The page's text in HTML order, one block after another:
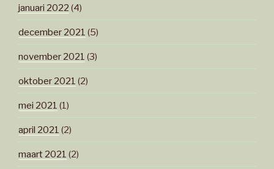
januari 2022 (4)
december 2021 (5)
november 2021 (3)
oktober 2021 (2)
mei 2021 (1)
april 2021 (2)
maart 2021 (2)